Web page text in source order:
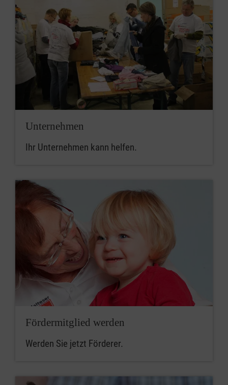
Unternehmen
Ihr Unternehmen kann helfen.
Fördermitglied werden
Werden Sie jetzt Förderer.